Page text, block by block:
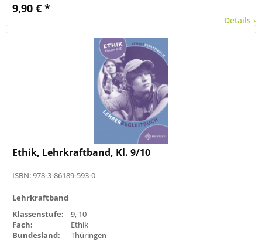
9,90 € *
Details ›
Ethik, Lehrkraftband, Kl. 9/10
ISBN: 978-3-86189-593-0
Lehrkraftband
Klassenstufe:
9, 10
Fach:
Ethik
Bundesland:
Thüringen